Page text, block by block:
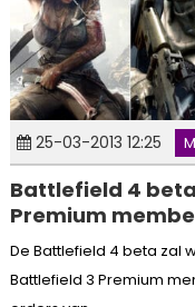
25-03-2013 12:25
Battlefield 4
Premium
De Battlefield 4 beta zal
Battlefield 3 Premium